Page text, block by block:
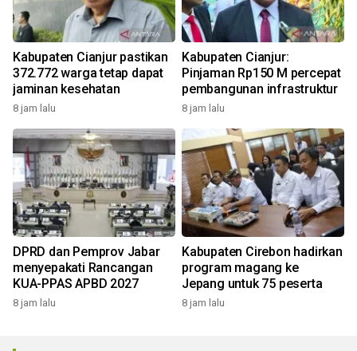
Kabupaten Cianjur pastikan
372.772 warga tetap dapat
jaminan kesehatan
8 jam lalu
Kabupaten Cianjur:
Pinjaman Rp150 M percepat
pembangunan infrastruktur
8 jam lalu
DPRD dan Pemprov Jabar
menyepakati Rancangan
KUA-PPAS APBD 2027
8 jam lalu
Kabupaten Cirebon hadirkan
program magang ke
Jepang untuk 75 peserta
8 jam lalu